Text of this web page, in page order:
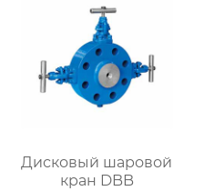
Дисковый шаровой
кран DBB